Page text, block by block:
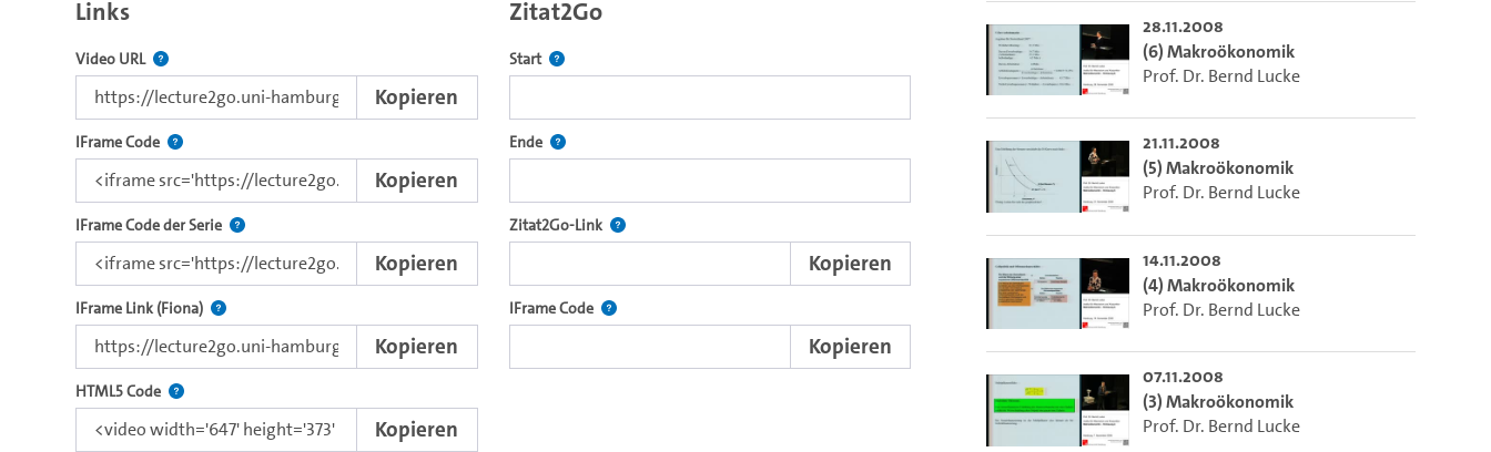
Links
Video URL Der Link zu diesem Video.
Kopieren
IFrame Code Nutzen Sie diesen Code, um das Video mit dem Lecture2Go-Videoplayer einzubetten.
Kopieren
IFrame Code der Serie Nutzen Sie diesen Code, um das Video und die komplette Serie mit dem Lecture2Go-Videoplayer einzubetten.
Kopieren
IFrame Link (Fiona) Direkter iFrame-Link zur Weitergabe an externe Web-Applikationen.
Kopieren
HTML5 Code Nutzen Sie diesen Code, um das Video mit dem browsereigenen Video-Player einzubetten (HTML5).
Kopieren
Zitat2Go
Start Definiert den Startpunkt für Zitat2Go. Bitte in das Feld klicken, um die aktuelle Zeit auszuwählen.
Ende Definiert den Endpunkt für Zitat2Go. Bitte in das Feld klicken, um die aktuelle Zeit auszuwählen.
Zitat2Go-Link Nach der Auswahl eines Start- und Endpunktes verweist dieser Link auf den Ausschnitt des Videos.
Kopieren
IFrame Code Nutzen Sie diesen Code, um den Auschnitt des Videos mit dem Lecture2Go-Videoplayer einzubetten.
Kopieren
28.11.2008
(6) Makroökonomik
Prof. Dr. Bernd Lucke
21.11.2008
(5) Makroökonomik
Prof. Dr. Bernd Lucke
14.11.2008
(4) Makroökonomik
Prof. Dr. Bernd Lucke
07.11.2008
(3) Makroökonomik
Prof. Dr. Bernd Lucke